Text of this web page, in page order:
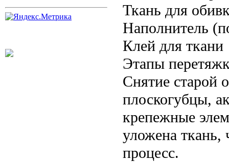
Ткань для
Наполнитель
Клей для ткани
Этапы
Снятие старой
плоскогубцы,
крепежные
уложена ткань,
процесс.